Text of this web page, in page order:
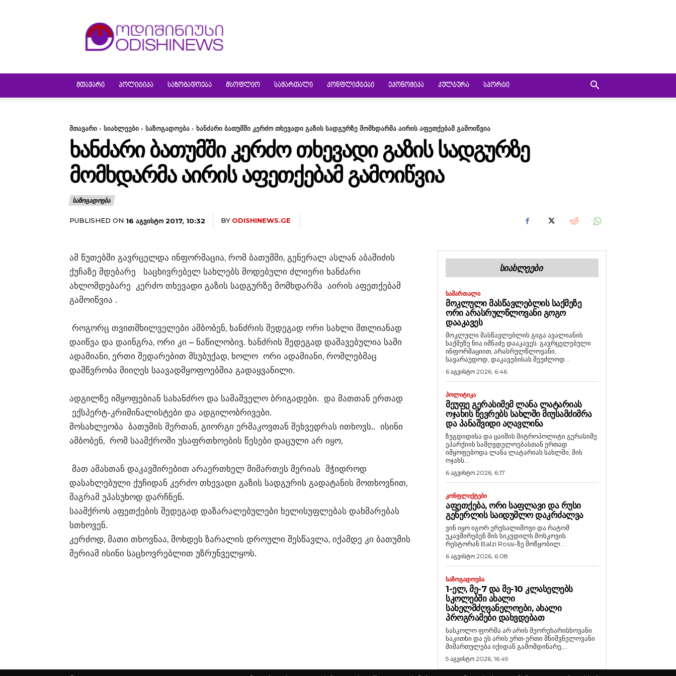
ᲛᲗᲐᲕᲐᲠᲘ ᲞᲝᲚᲘᲢᲘᲙᲐ ᲡᲐᲖᲝᲒᲐᲓᲝᲔᲑᲐ ᲛᲡᲝᲤᲚᲘᲝ ᲡᲐᲛᲐᲠᲗᲐᲚᲘ ᲙᲝᲜᲤᲚᲘᲥᲢᲔᲑᲘ ᲔᲙᲝᲜᲝᲛᲘᲙᲐ ᲙᲣᲚᲢᲣᲠᲐ ᲡᲞᲝᲠᲢᲘ
მთავარი სიახლეები საზოგადოება ხანძარი ბათუმში კერძო თხევადი გაზის სადგურზე მომხდარმა აირის აფეთქებამ გამოიწვია
ᲮᲐᲜᲫᲐᲠᲘ ᲑᲐᲗᲣᲛᲨᲘ ᲙᲔᲠᲫᲝ ᲗᲮᲔᲕᲐᲓᲘ ᲒᲐᲖᲘᲡ ᲡᲐᲓᲒᲣᲠᲖᲔ
ᲛᲝᲛᲮᲓᲐᲠᲛᲐ ᲐᲘᲠᲘᲡ ᲐᲤᲔᲗᲥᲔᲑᲐᲛ ᲒᲐᲛᲝᲘᲬᲕᲘᲐ
ᲡᲐᲖᲝᲒᲐᲓᲝᲔᲑᲐ
PUBLISHED ON 16 ᲐᲒᲕᲘᲡᲢᲝ 2017, 10:32 BY ODISHINEWS.GE
ამ წუთებში გავრცელდა ინფორმაცია, რომ ბათუმში, გენერალ ასლან აბაშიძის
ქუჩაზე მდებარე საცხივრებელ სახლებს მოდებული ძლიერი ხანძარი
ახლომდებარე კერძო თხევადი გაზის სადგურზე მომხდარმა აირის აფეთქებამ
გამოიწვია .
როგორც თვითმხილველები ამბობენ, ხანძრის შედეგად ორი სახლი მთლიანად
დაიწვა და დაინგრა, ორი კი – ნაწილობივ. ხანძრის შედეგად დაშავებულია სამი
ადამიანი, ერთი შედარებით მსუბუქად, ხოლო ორი ადამიანი, რომლებმაც
დამწვრობა მიიღეს საავადმყოფოებშია გადაყვანილი.
ადგილზე იმყოფებიან სახანძრო და სამაშველო ბრიგადები. და მათთან ერთად
ექსპერტ-კრიმინალისტები და ადგილობრივები.
მოსახლეობა ბათუმის მერთან, გიორგი ერმაკოვთან შეხვედრას ითხოვს.. ისინი
ამბობენ, რომ საამქროში უსაფრთხოების წესები დაცული არ იყო,
მათ ამასთან დაკავშირებით არაერთხელ მიმართეს მერიას მჭიდროდ
დასახლებული ქუჩიდან კერძო თხევადი გაზის სადგურის გადატანის მოთხოვნით,
მაგრამ უპასუხოდ დარჩნენ.
საამქროს აფეთქების შედეგად დაზარალებულები ხელისუფლებას დახმარებას
სთხოვენ.
კერძოდ, მათი თხოვნაა, მოხდეს ზარალის დროული შესწავლა, იქამდე კი ბათუმის
მერიამ ისინი საცხოვრებლით უზრუნველყოს.
ᲡᲘᲐᲮᲚᲔᲔᲑᲘ
ᲡᲐᲛᲐᲠᲗᲐᲚᲘ
ᲛᲝᲙᲚᲣᲚᲘ ᲛᲐᲡᲬᲐᲕᲚᲔᲑᲚᲘᲡ ᲡᲐᲥᲛᲔᲖᲔ
ᲝᲠᲘ ᲐᲠᲐᲡᲠᲣᲚᲬᲚᲝᲕᲐᲜᲘ ᲒᲝᲒᲝ
ᲓᲐᲐᲙᲐᲕᲔᲡ
მოკლული მასწავლებლის გიგა ავალიანის
საქმეზე ნია იმნაძე დააკავეს. გავრცელებული
ინფორმაციით, არასრულწლოვანი,
სავარაუდოდ, დაკავებისას შეუძლოდ...
6 აგვისტო 2026, 6:46
ᲞᲝᲚᲘᲢᲘᲙᲐ
ᲛᲔᲣᲤᲔ ᲒᲔᲠᲐᲡᲘᲛᲔᲛ ᲚᲐᲜᲐ ᲚᲐᲢᲐᲠᲘᲐᲡ
ᲝᲯᲐᲮᲘᲡ ᲬᲔᲕᲠᲔᲑᲡ ᲡᲐᲮᲚᲨᲘ ᲛᲘᲣᲡᲐᲛᲫᲘᲛᲠᲐ
ᲓᲐ ᲞᲐᲜᲐᲨᲕᲘᲓᲘ ᲐᲦᲐᲕᲚᲘᲜᲐ
ზუგდიდისა და ცაიშის მიტროპოლიტი გერასიმე
ეპარქიის სამღვდელოებასთან ერთად
იმყოფებოდა ლანა ლატარიას სახლში, მის
ოჯახს...
6 აგვისტო 2026, 6:17
ᲙᲝᲜᲤᲚᲘᲥᲢᲔᲑᲘ
ᲐᲤᲔᲗᲥᲔᲑᲐ, ᲝᲠᲘ ᲡᲐᲤᲚᲐᲕᲘ ᲓᲐ ᲠᲣᲡᲘ
ᲒᲔᲜᲔᲠᲚᲘᲡ ᲡᲐᲘᲓᲣᲛᲚᲝ ᲓᲐᲙᲠᲫᲐᲚᲕᲐ
ვინ იყო იგორ ერუსალიმოვი და რატომ
უკავშირებენ მის სიკვდილს მოსკოვის
რესტორან Balzi Rossi-ზე მოწყობილ...
6 აგვისტო 2026, 6:08
ᲡᲐᲖᲝᲒᲐᲓᲝᲔᲑᲐ
1-ᲔᲚ, ᲛᲔ-7 ᲓᲐ ᲛᲔ-10 ᲙᲚᲐᲡᲔᲚᲔᲑᲡ
ᲡᲙᲝᲚᲔᲑᲨᲘ ᲐᲮᲐᲚᲘ
ᲡᲐᲮᲔᲚᲛᲫᲦᲕᲐᲜᲔᲚᲝᲔᲑᲘ, ᲐᲮᲐᲚᲘ
ᲞᲠᲝᲒᲠᲐᲛᲔᲑᲘ ᲓᲐᲮᲕᲓᲔᲑᲐᲗ
სასკოლო ფორმა არ არის მეორეხარისხოვანი
საკითხი და ეს არის ერთ-ერთი მნიშვნელოვანი
მიმართულება იქიდან გამომდინარე,...
5 აგვისტო 2026, 16:49